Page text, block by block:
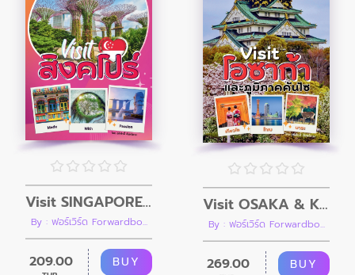
Visit SINGAPORE เที่ยวสิงคโปร์ตามแรงบันดาลใจ
By : ฟอร์เวิร์ด Forwardbo...
209.00 BUY
Visit OSAKA & KANSAI เที่ยวโอซาก้าและภูมิภาคคันไซ (คู่มือนำเที่ยวประเทศญี่ปุ่น)
By : ฟอร์เวิร์ด Forwardbo...
269.00 BUY